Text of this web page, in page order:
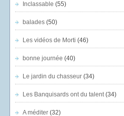
Inclassable (55)
balades(50)
Les vidéos de Morti (46)
bonne journée (40)
Le jardin du chasseur(34)
Les Banquisards ont du talent(34)
A méditer(32)